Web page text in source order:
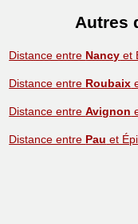
Autres
Distance entre Nancy et
Distance entre Roubaix
Distance entreAvignon
Distance entre Pau et